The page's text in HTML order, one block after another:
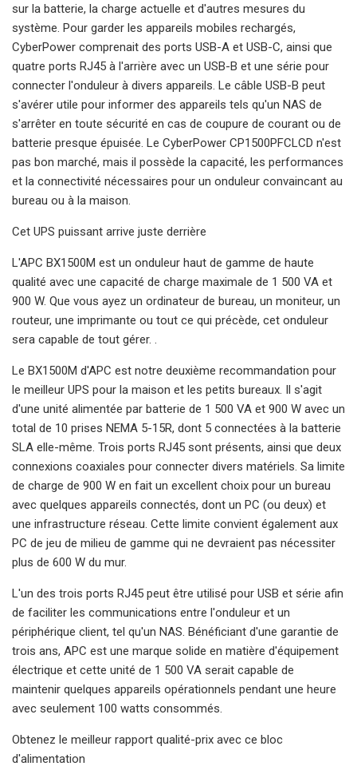
sur la batterie, la charge actuelle et d'autres mesures du
système. Pour garder les appareils mobiles rechargés,
CyberPower comprenait des ports USB-A et USB-C, ainsi que
quatre ports RJ45 à l'arrière avec un USB-B et une série pour
connecter l'onduleur à divers appareils. Le câble USB-B peut
s'avérer utile pour informer des appareils tels qu'un NAS de
s'arrêter en toute sécurité en cas de coupure de courant ou de
batterie presque épuisée. Le CyberPower CP1500PFCLCD n'est
pas bon marché, mais il possède la capacité, les performances
et la connectivité nécessaires pour un onduleur convaincant au
bureau ou à la maison.
Cet UPS puissant arrive juste derrière
L'APC BX1500M est un onduleur haut de gamme de haute
qualité avec une capacité de charge maximale de 1 500 VA et
900 W. Que vous ayez un ordinateur de bureau, un moniteur, un
routeur, une imprimante ou tout ce qui précède, cet onduleur
sera capable de tout gérer. .
Le BX1500M d'APC est notre deuxième recommandation pour
le meilleur UPS pour la maison et les petits bureaux. Il s'agit
d'une unité alimentée par batterie de 1 500 VA et 900 W avec un
total de 10 prises NEMA 5-15R, dont 5 connectées à la batterie
SLA elle-même. Trois ports RJ45 sont présents, ainsi que deux
connexions coaxiales pour connecter divers matériels. Sa limite
de charge de 900 W en fait un excellent choix pour un bureau
avec quelques appareils connectés, dont un PC (ou deux) et
une infrastructure réseau. Cette limite convient également aux
PC de jeu de milieu de gamme qui ne devraient pas nécessiter
plus de 600 W du mur.
L'un des trois ports RJ45 peut être utilisé pour USB et série afin
de faciliter les communications entre l'onduleur et un
périphérique client, tel qu'un NAS. Bénéficiant d'une garantie de
trois ans, APC est une marque solide en matière d'équipement
électrique et cette unité de 1 500 VA serait capable de
maintenir quelques appareils opérationnels pendant une heure
avec seulement 100 watts consommés.
Obtenez le meilleur rapport qualité-prix avec ce bloc
d'alimentation